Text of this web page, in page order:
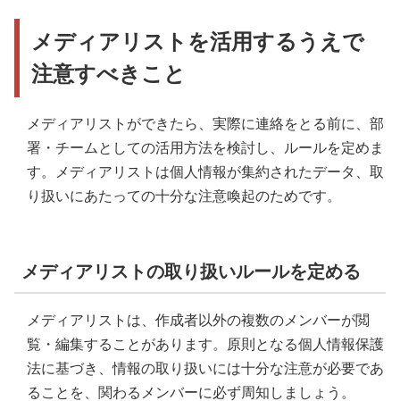
メディアリストを活用するうえで
注意すべきこと
メディアリストができたら、実際に連絡をとる前に、部
署・チームとしての活用方法を検討し、ルールを定めま
す。メディアリストは個人情報が集約されたデータ、取
り扱いにあたっての十分な注意喚起のためです。
メディアリストの取り扱いルールを定める
メディアリストは、作成者以外の複数のメンバーが閲
覧・編集することがあります。原則となる個人情報保護
法に基づき、情報の取り扱いには十分な注意が必要であ
ることを、関わるメンバーに必ず周知しましょう。